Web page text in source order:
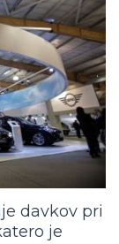
davkov pri
je